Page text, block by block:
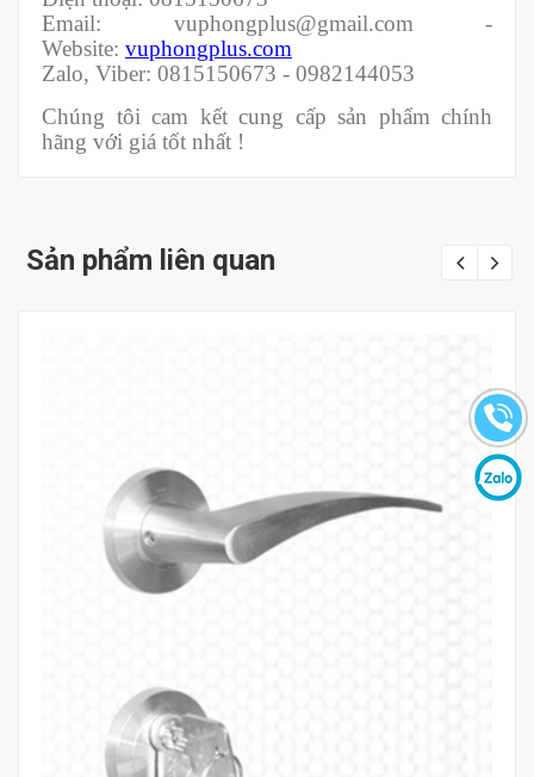
Email: vuphongplus@gmail.com -
Website: vuphongplus.com
Zalo, Viber: 0815150673 - 0982144053
Chúng tôi cam kết cung cấp sản phẩm chính
hãng với giá tốt nhất !
Sản phẩm liên quan